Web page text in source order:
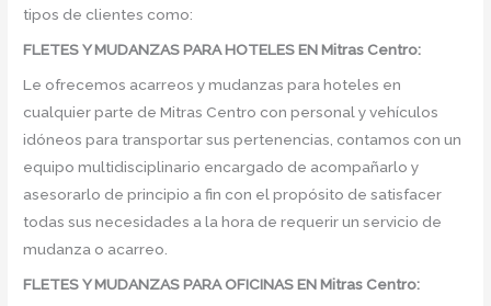
tipos de clientes como:
FLETES Y MUDANZAS PARA HOTELES EN Mitras Centro:
Le ofrecemos acarreos y mudanzas para hoteles en
cualquier parte de Mitras Centro con personal y vehículos
idóneos para transportar sus pertenencias, contamos con un
equipo multidisciplinario encargado de acompañarlo y
asesorarlo de principio a fin con el propósito de satisfacer
todas sus necesidades a la hora de requerir un servicio de
mudanza o acarreo.
FLETES Y MUDANZAS PARA OFICINAS EN Mitras Centro: